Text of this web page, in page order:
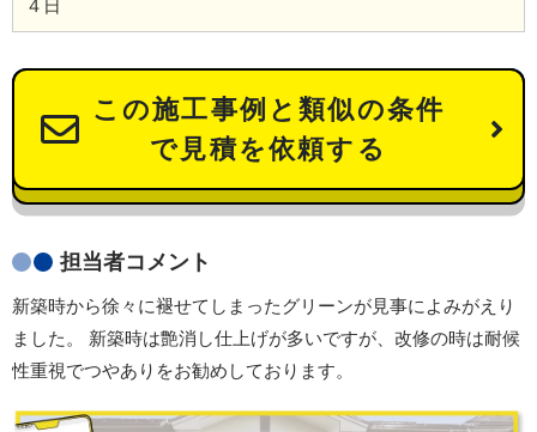
４日
この施工事例と類似の条件
で見積を依頼する
担当者コメント
新築時から徐々に褪せてしまったグリーンが見事によみがえり
ました。 新築時は艶消し仕上げが多いですが、改修の時は耐候
性重視でつやありをお勧めしております。